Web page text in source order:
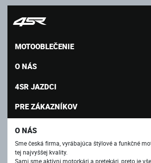
MOTOOBLEČENIE
O NÁS
4SR JAZDCI
PRE ZÁKAZNÍKOV
O NÁS
Sme česká firma, vyrábajúca štýlové a funkčné
tej najvyššej kvality.
Sami sme aktívni motorkári a pretekári, preto je